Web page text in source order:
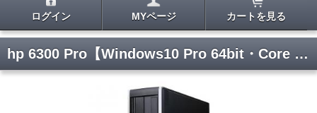
ログイン MYページ カートを見る
hp 6300 Pro【Windows10 Pro 64bit・Core i5・8GB・DVDマルチ】